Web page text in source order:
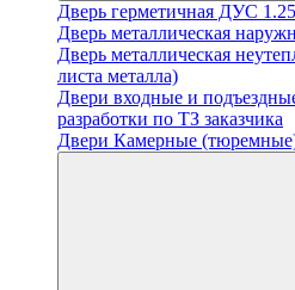
Дверь герметичная ДУС
Дверь металлическая
Дверь металлическая
листа металла)
Двери входные и
разработки по ТЗ заказчика
Двери Камерные